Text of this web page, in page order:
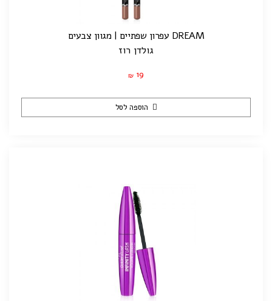
DREAM עפרון שפתיים | מגוון צבעים
גולדן רוז
₪ 19
הוספה לסל